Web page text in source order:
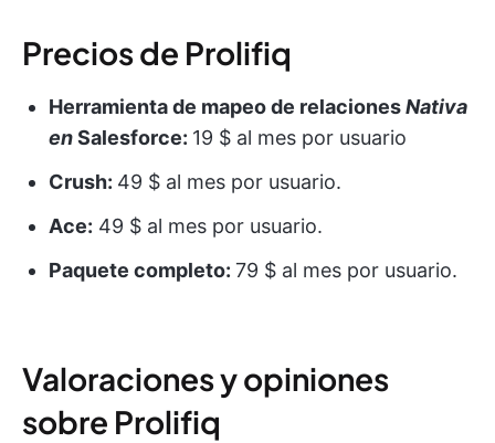
Precios de Prolifiq
Herramienta de mapeo de relacionesNativa
enSalesforce: 19 $ al mes por usuario
Crush: 49 $ al mes por usuario.
Ace: 49 $ al mes por usuario.
Paquete completo: 79 $ al mes por usuario.
Valoraciones y opiniones
sobre Prolifiq